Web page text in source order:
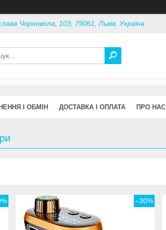
Чорновола, 103, 79061, Львів, Україна
І ОБМІН ДОСТАВКА І ОПЛАТА ПРО НАС
–30%